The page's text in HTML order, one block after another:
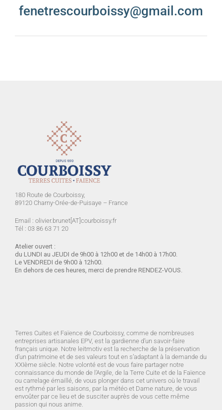
fenetrescourboissy@gmail.com
180 Route de Courboissy,
89120 Charny-Orée-de-Puisaye – France
Email : olivier.brunet[AT]courboissy.fr
Tél : 03 86 63 71 20
Atelier ouvert :
du LUNDI au JEUDI de 9h00 à 12h00 et de 14h00 à 17h00.
Le VENDREDI de 9h00 à 12h00.
En dehors de ces heures, merci de prendre RENDEZ-VOUS.
Terres Cuites et Faïence de Courboissy, comme de nombreuses
entreprises artisanales EPV, est la gardienne d’un savoir-faire
français unique. Notre leitmotiv est la recherche de la préservation
d’un patrimoine et de ses valeurs tout en s’adaptant à la demande du
XXIème siècle. Notre volonté est de vous faire partager notre
connaissance du monde de l’Argile, de la Terre Cuite et de la Faïence
ou carrelage émaillé, de vous plonger dans cet univers où le travail
est rythmé par les saisons, par la météo et Dame nature, de vous
envoûter par ce lieu et de susciter auprès de vous cette même
passion qui nous anime.